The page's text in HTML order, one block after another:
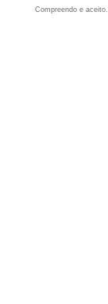
Compreendo e aceito.